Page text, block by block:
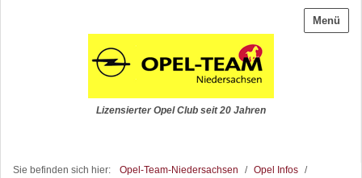
Menü
Lizensierter Opel Club seit 20 Jahren
Sie befinden sich hier: Opel-Team-Niedersachsen / Opel Infos
/